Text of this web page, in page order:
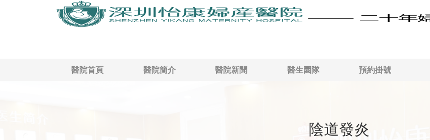
醫院首頁 醫院簡介 醫院新聞 醫生園隊 預約掛號
陰道發炎